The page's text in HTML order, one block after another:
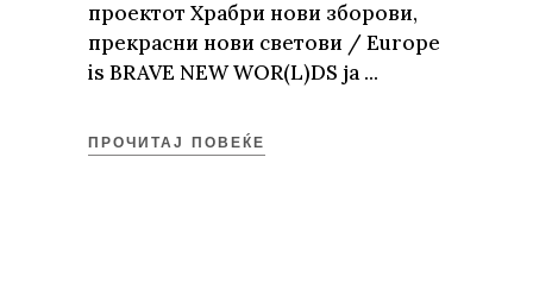
проектот Храбри нови зборови,
прекрасни нови светови / Europe
is BRAVE NEW WOR(L)DS ја
ПРОЧИТАЈ ПОВЕЌЕ